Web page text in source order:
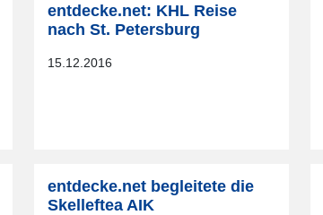
entdecke.net: KHL Reise
nach St. Petersburg
15.12.2016
entdecke.net begleitete die
Skelleftea AIK